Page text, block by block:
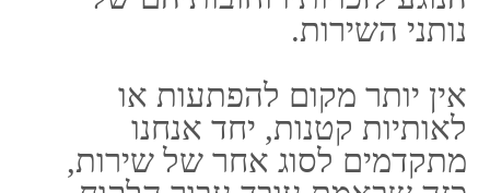
חלק מן תושבים אלו מכירים את
הזכויות אשר ניתנות עבורם על ידי
מבעוד מועד, אבל הרבה בני אדם
מביניהם נדרשים לשלם עלויות
אשר הינן מטורפות עבור טיפול
רפואי במצב של תאונה או לחלופין
במצב של מחלה אל מוסד של